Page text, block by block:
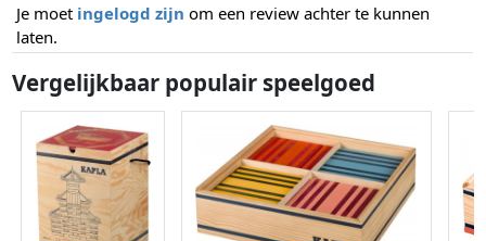
Je moet ingelogd zijn om een review achter te kunnen
laten.
Vergelijkbaar populair speelgoed